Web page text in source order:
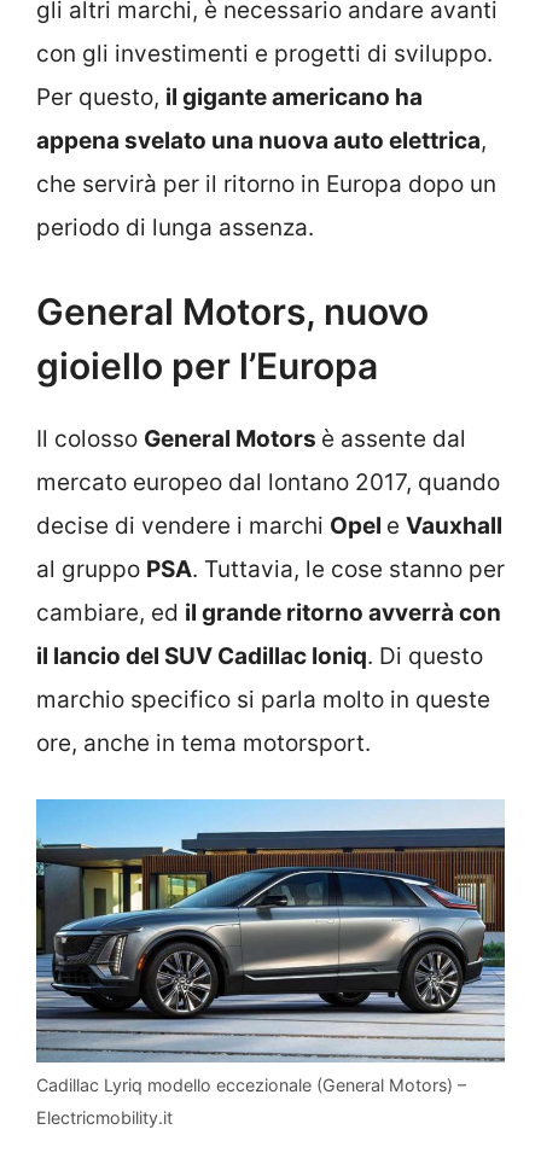
gli altri marchi, è necessario andare avanti
con gli investimenti e progetti di sviluppo.
Per questo, il gigante americano ha
appena svelato una nuova auto elettrica,
che servirà per il ritorno in Europa dopo un
periodo di lunga assenza.
General Motors, nuovo
gioiello per l’Europa
Il colosso General Motors è assente dal
mercato europeo dal lontano 2017, quando
decise di vendere i marchi Opel e Vauxhall
al gruppo PSA. Tuttavia, le cose stanno per
cambiare, ed il grande ritorno avverrà con
il lancio del SUV Cadillac Ioniq. Di questo
marchio specifico si parla molto in queste
ore, anche in tema motorsport.
Cadillac Lyriq modello eccezionale (General Motors) –
Electricmobility.it